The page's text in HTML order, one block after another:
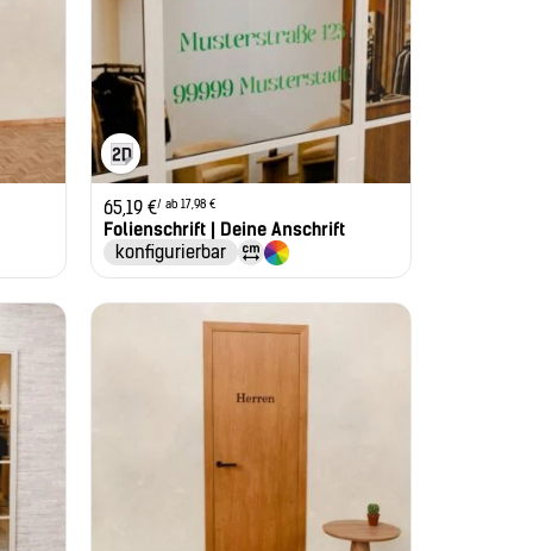
65,19 €/ ab 17,98 €
Folienschrift | Deine Anschrift
konfigurierbar